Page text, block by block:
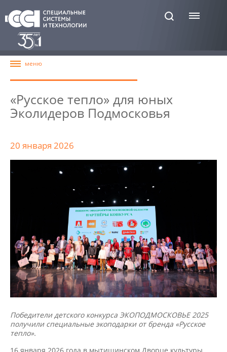
«Русское тепло» для юных
Эколидеров Подмосковья
20 января 2026
Победители детского конкурса ЭКОПОДМОСКОВЬЕ 2025
получили специальные экоподарки от бренда «Русское
тепло».